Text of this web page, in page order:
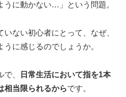
うに動かない…」 という問題。
ない初心者にとって、 なぜ、
に感じるのでしょうか。
、 日常生活において指を1本
相当限られるからです。